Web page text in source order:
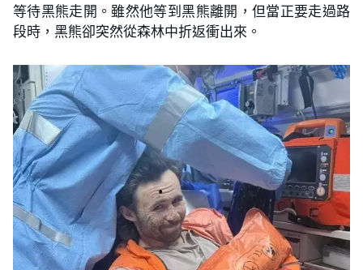
等待黑熊走開。雖然他等到黑熊離開，但當正要走過路
段時，黑熊卻突然從森林中折返衝出來。